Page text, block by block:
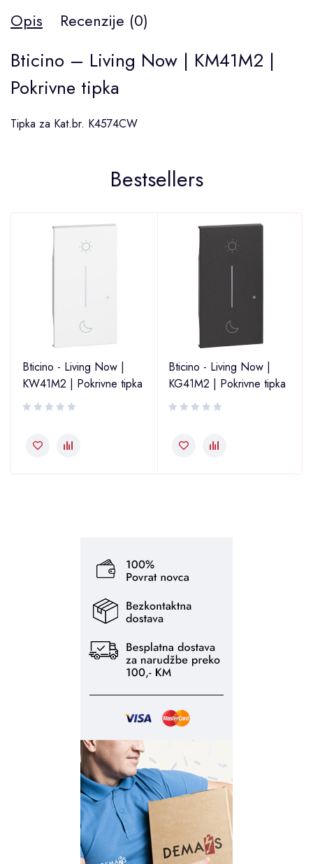
Opis Recenzije (0)
Bticino – Living Now | KM41M2 |
Pokrivne tipka
Tipka za Kat.br. K4574CW
Bestsellers
Bticino - Living Now |
KW41M2 | Pokrivne tipka
Bticino - Living Now |
KG41M2 | Pokrivne tipka